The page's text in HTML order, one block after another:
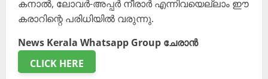
കനാൽ, ലോവർ-അപ്പർ നീരാർ എന്നിവയെല്ലാം ഈ
കരാറിന്റെ പരിധിയിൽ വരുന്നു.
News Kerala Whatsapp Group ചേരാൻ
CLICK HERE